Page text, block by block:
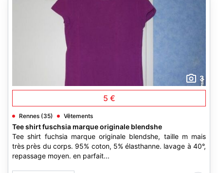
3
5 €
Rennes (35) Vêtements
Tee shirt fuschsia marque originale blendshe
Tee shirt fuchsia marque originale blendshe, taille m mais
très près du corps. 95% coton, 5% élasthanne. lavage à 40°,
repassage moyen. en parfait...